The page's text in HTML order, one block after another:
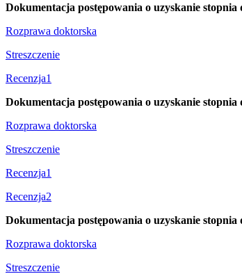
Dokumentacja postępowania o uzyskanie
Rozprawa doktorska
Streszczenie
Recenzja1
Dokumentacja postępowania o uzyskanie
Rozprawa doktorska
Streszczenie
Recenzja1
Recenzja2
Dokumentacja postępowania o uzyskanie
Rozprawa doktorska
Streszczenie